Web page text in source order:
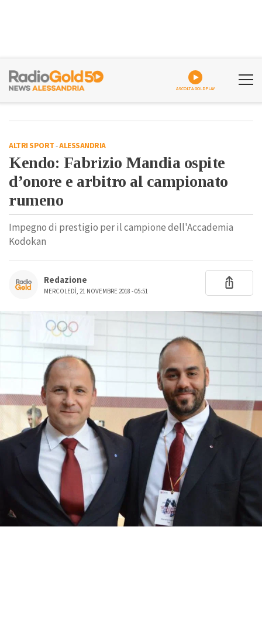
ASCOLTA GOLDPLAY
ALTRI SPORT-ALESSANDRIA
Kendo: Fabrizio Mandia ospite
d’onore e arbitro al campionato
rumeno
Impegno di prestigio per il campione dell'Accademia
Kodokan
Redazione
MERCOLEDÌ, 21 NOVEMBRE 2018 - 05:51